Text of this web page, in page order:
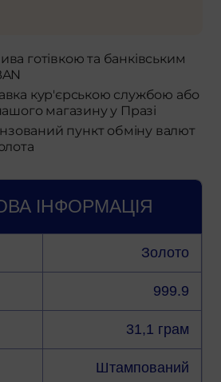
готівкою та банківським
кур'єрською службою або
магазину у Празі
пункт обміну валют
ІНФОРМАЦІЯ
Золото
999.9
31,1 грам
Штампований